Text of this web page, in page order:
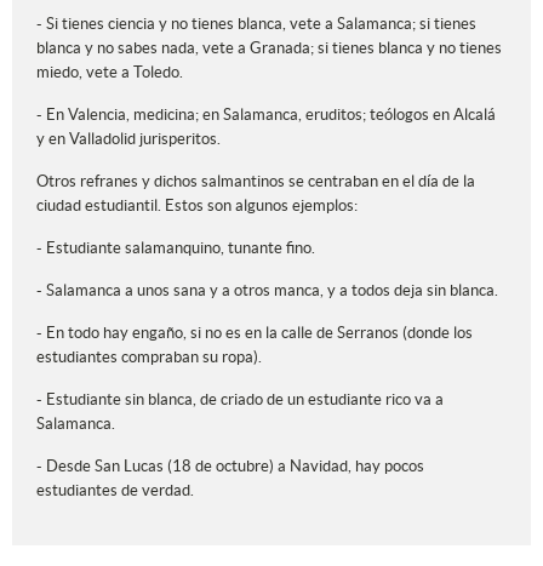
- Si tienes ciencia y no tienes blanca, vete a Salamanca; si tienes
blanca y no sabes nada, vete a Granada; si tienes blanca y no tienes
miedo, vete a Toledo.
- En Valencia, medicina; en Salamanca, eruditos; teólogos en Alcalá
y en Valladolid jurisperitos.
Otros refranes y dichos salmantinos se centraban en el día de la
ciudad estudiantil. Estos son algunos ejemplos:
- Estudiante salamanquino, tunante fino.
- Salamanca a unos sana y a otros manca, y a todos deja sin blanca.
- En todo hay engaño, si no es en la calle de Serranos (donde los
estudiantes compraban su ropa).
- Estudiante sin blanca, de criado de un estudiante rico va a
Salamanca.
- Desde San Lucas (18 de octubre) a Navidad, hay pocos
estudiantes de verdad.